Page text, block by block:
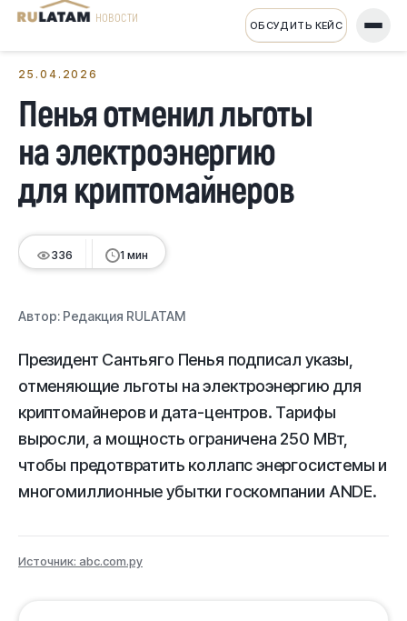
НОВОСТИ ОБСУДИТЬ КЕЙС
25.04.2026
Пенья отменил льготы
на электроэнергию
для криптомайнеров
336 1 мин
Автор: Редакция RULATAM
Президент Сантьяго Пенья подписал указы,
отменяющие льготы на электроэнергию для
криптомайнеров и дата-центров. Тарифы
выросли, а мощность ограничена 250 МВт,
чтобы предотвратить коллапс энергосистемы и
многомиллионные убытки госкомпании ANDE.
Источник: abc.com.py